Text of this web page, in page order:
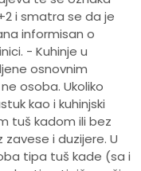
i smatra se da je
informisan o
- Kuhinje u
osnovnim
osoba. Ukoliko
kao i kuhinjski
tuš kadom ili bez
i duzijere. U
tipa tuš kade (sa i